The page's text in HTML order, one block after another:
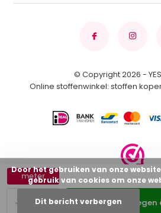
+
-
meter
Toevoegen
© Copyright 2026 -
Online stoffenwinkel: stoffen
Door het gebruiken van onze
gebruik van cookies om onze
Dit bericht verbergen